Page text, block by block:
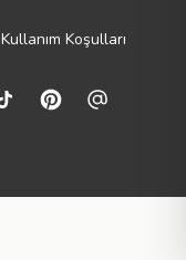
Kullanım Koşulları